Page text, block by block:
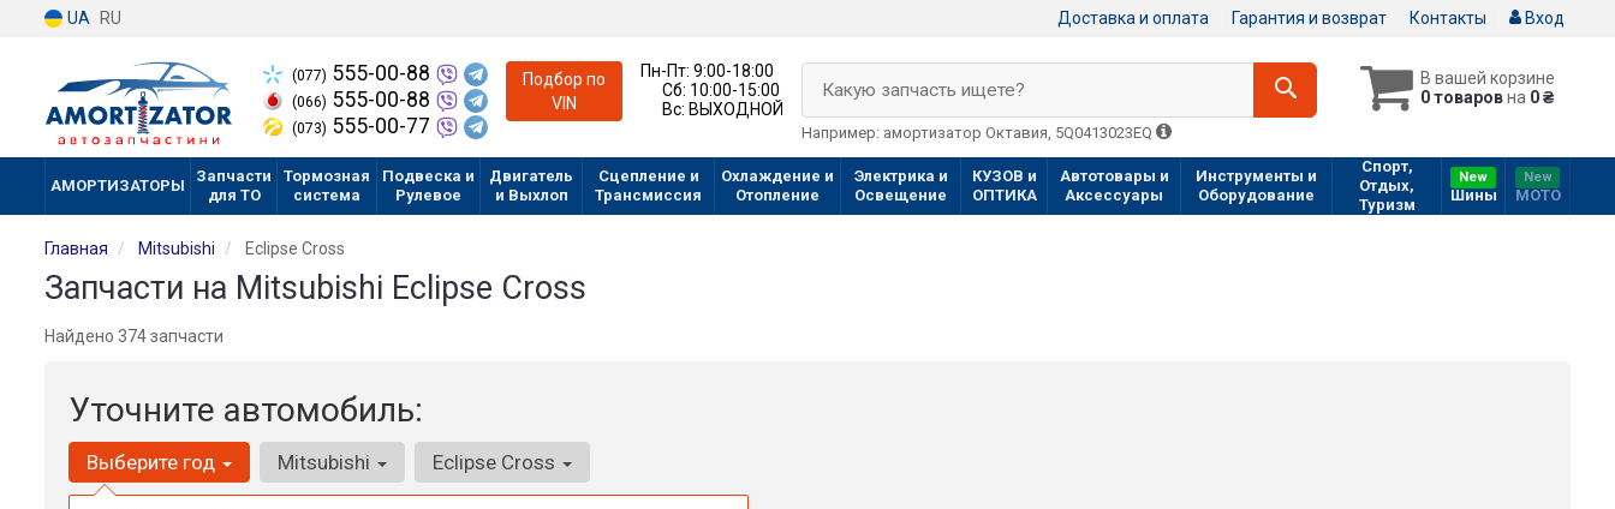
UA RU Доставка и оплата Гарантия и возврат Контакты Вход
(077) 555-00-88
(066) 555-00-88
(073) 555-00-77
Подбор по
VIN
Пн-Пт:9:00-18:00
Сб: 10:00-15:00
Вс: ВЫХОДНОЙ
В вашей корзине
0 товаровна 0 ₴
Какую запчасть ищете?
Например: амортизатор Октавия, 5Q0413023EQ
АМОРТИЗАТОРЫ
Запчасти
для ТО
Тормозная
система
Подвеска и
Рулевое
Двигатель
и Выхлоп
Сцепление и
Трансмиссия
Охлаждение и
Отопление
Электрика и
Освещение
КУЗОВ и
ОПТИКА
Автотовары и
Аксессуары
Инструменты и
Оборудование
Спорт,
Отдых,
Туризм
New
Шины
New
МOTO
Главная Mitsubishi Eclipse Cross
Запчасти на Mitsubishi Eclipse Cross
Найдено 374 запчасти
Уточните автомобиль:
Выберите год Mitsubishi Eclipse Cross